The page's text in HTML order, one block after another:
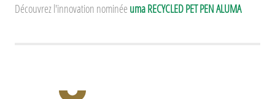
Découvrez l'innovation nominée uma RECYCLED PET PEN ALUMA